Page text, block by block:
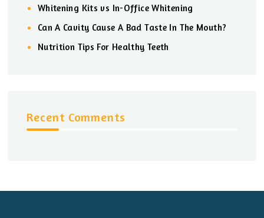
Whitening Kits vs In-Office Whitening
Can A Cavity Cause A Bad Taste In The Mouth?
Nutrition Tips For Healthy Teeth
Recent Comments